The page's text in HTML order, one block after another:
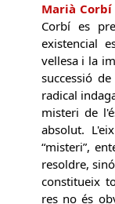
Marià Corbí
Corbí es
existencial
vellesa i la
successió
radical
misteri de
absolut.
“misteri”,
resoldre,
constitueix
res no és